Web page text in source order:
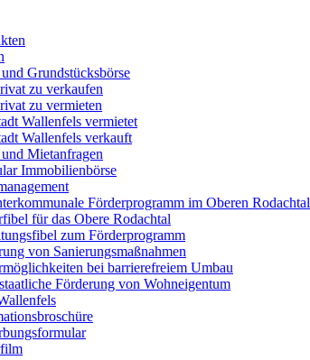
Grundstücksbörse
zu verkaufen
zu vermieten
Wallenfels vermietet
Wallenfels verkauft
Mietanfragen
Immobilienbörse
Förderprogramm im Oberen Rodachtal
für das Obere Rodachtal
zum Förderprogramm
von Sanierungsmaßnahmen
bei barrierefreiem Umbau
Förderung von Wohneigentum